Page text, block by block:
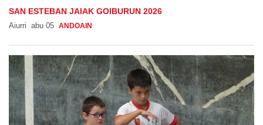
SAN ESTEBAN JAIAK GOIBURUN 2026
Aiurri abu 05 ANDOAIN